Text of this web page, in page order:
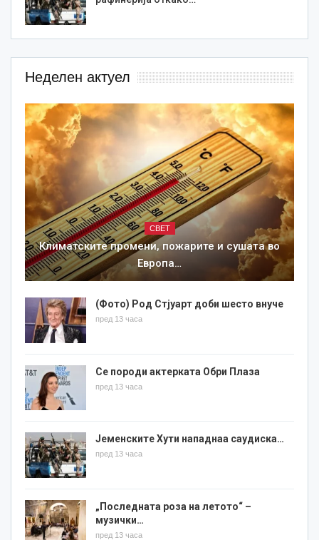
Неделен актуел
СВЕТ
Климатските промени, пожарите и сушата во
Европа…
(Фото) Род Стјуарт доби шесто внуче
пред 13 часа
Се породи актерката Обри Плаза
пред 13 часа
Јеменските Хути нападнаа саудиска…
пред 13 часа
„Последната роза на летото“ –
музички…
пред 13 часа